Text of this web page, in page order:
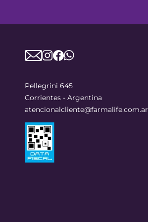
Pellegrini 645
Corrientes - Argentina
atencionalcliente@farmalife.com.ar